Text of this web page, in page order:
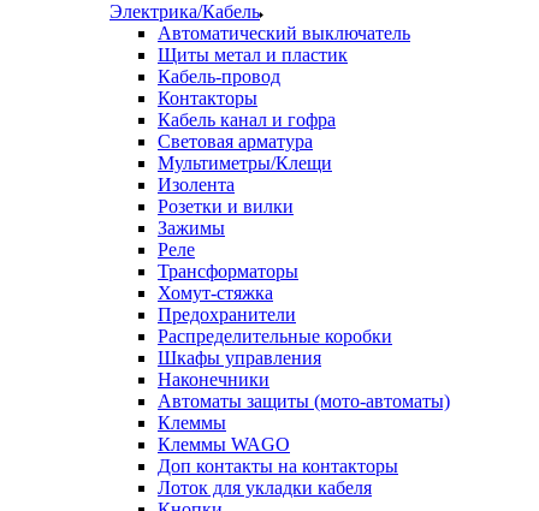
Электрика/Кабель
Автоматический выключатель
Щиты метал и пластик
Кабель-провод
Контакторы
Кабель канал и гофра
Световая арматура
Мультиметры/Клещи
Изолента
Розетки и вилки
Зажимы
Реле
Трансформаторы
Хомут-стяжка
Предохранители
Распределительные коробки
Шкафы управления
Наконечники
Автоматы защиты (мото-автоматы)
Клеммы
Клеммы WAGO
Доп контакты на контакторы
Лоток для укладки кабеля